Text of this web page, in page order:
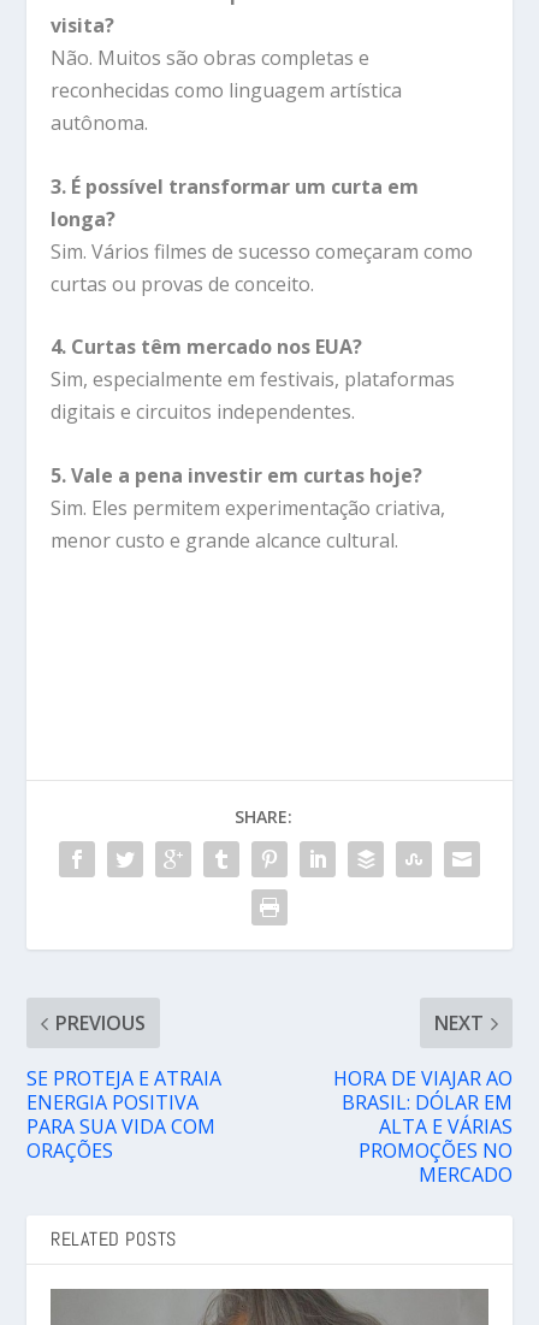
visita?
Não. Muitos são obras completas e
reconhecidas como linguagem artística
autônoma.
3. É possível transformar um curta em
longa?
Sim. Vários filmes de sucesso começaram como
curtas ou provas de conceito.
4. Curtas têm mercado nos EUA?
Sim, especialmente em festivais, plataformas
digitais e circuitos independentes.
5. Vale a pena investir em curtas hoje?
Sim. Eles permitem experimentação criativa,
menor custo e grande alcance cultural.
SHARE:
PREVIOUS
SE PROTEJA E ATRAIA
ENERGIA POSITIVA
PARA SUA VIDA COM
ORAÇÕES
NEXT
HORA DE VIAJAR AO
BRASIL: DÓLAR EM
ALTA E VÁRIAS
PROMOÇÕES NO
MERCADO
RELATED POSTS